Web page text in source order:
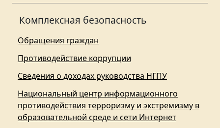
Комплексная безопасность
Обращения граждан
Противодействие коррупции
Сведения о доходах руководства НГПУ
Национальный центр информационного
противодействия терроризму и экстремизму в
образовательной среде и сети Интернет